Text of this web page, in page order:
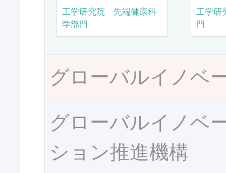
工学研究院 先端健康科
学部門
工学研
門
グローバルイノベ
グローバルイノベ
ション推進機構